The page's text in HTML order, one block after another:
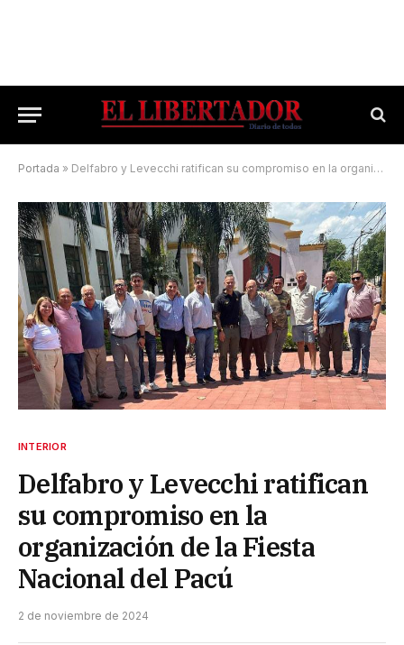
Portada » Delfabro y Levecchi ratifican su compromiso en la organización de la Fiesta Nacional del Pacú
INTERIOR
Delfabro y Levecchi ratifican
su compromiso en la
organización de la Fiesta
Nacional del Pacú
2 de noviembre de 2024